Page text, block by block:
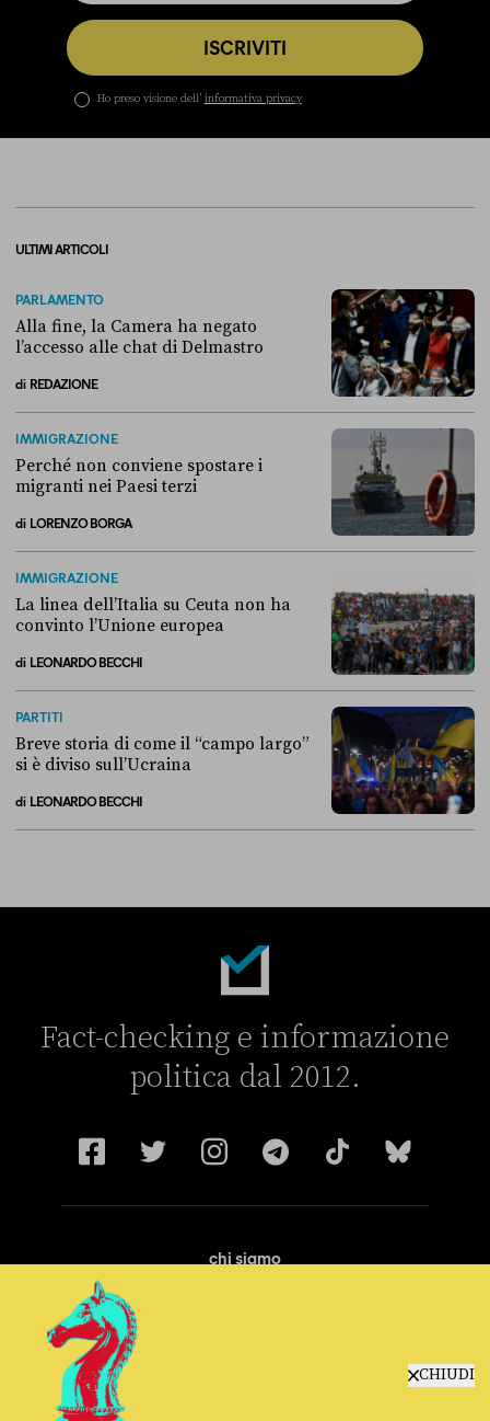
CHIUDI
ISCRIVITI
Ho preso visione dell’ informativa privacy
ULTIMI ARTICOLI
PARLAMENTO
Alla fine, la Camera ha negato
l’accesso alle chat di Delmastro
di REDAZIONE
IMMIGRAZIONE
Perché non conviene spostare i
migranti nei Paesi terzi
di LORENZO BORGA
IMMIGRAZIONE
La linea dell’Italia su Ceuta non ha
convinto l’Unione europea
di LEONARDO BECCHI
PARTITI
Breve storia di come il “campo largo”
si è diviso sull’Ucraina
di LEONARDO BECCHI
Fact-checking e informazione
politica dal 2012.
chi siamo